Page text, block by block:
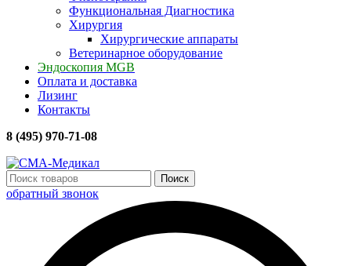
Функциональная Диагностика
Хирургия
Хирургические аппараты
Ветеринарное оборудование
Эндоскопия MGB
Оплата и доставка
Лизинг
Контакты
8 (495) 970-71-08
Поиск
обратный звонок